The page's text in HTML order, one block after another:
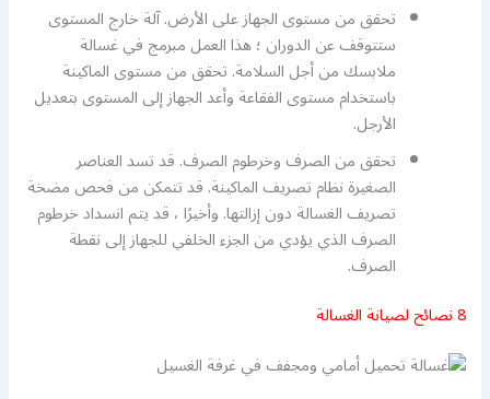
تحقق من مستوى الجهاز على الأرض. آلة خارج المستوى
ستتوقف عن الدوران ؛ هذا العمل مبرمج في غسالة
ملابسك من أجل السلامة. تحقق من مستوى الماكينة
باستخدام مستوى الفقاعة وأعد الجهاز إلى المستوى بتعديل
الأرجل.
تحقق من الصرف وخرطوم الصرف. قد تسد العناصر
الصغيرة نظام تصريف الماكينة. قد تتمكن من فحص مضخة
تصريف الغسالة دون إزالتها. وأخيرًا ، قد يتم انسداد خرطوم
الصرف الذي يؤدي من الجزء الخلفي للجهاز إلى نقطة
الصرف.
8 نصائح لصيانة الغسالة